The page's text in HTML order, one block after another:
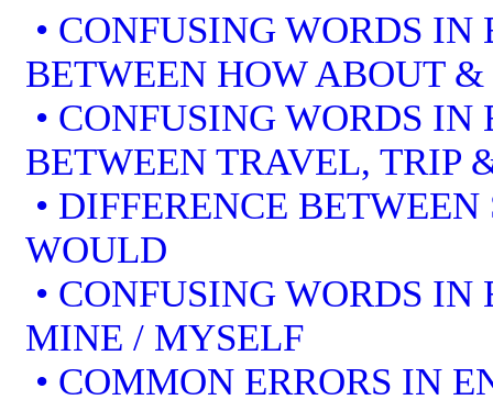
• CONFUSING WORDS
BETWEEN HOW ABOUT
• CONFUSING WORDS
BETWEEN TRAVEL, TRIP
• DIFFERENCE
WOULD
• CONFUSING WORDS
MINE / MYSELF
• COMMON ERRORS IN